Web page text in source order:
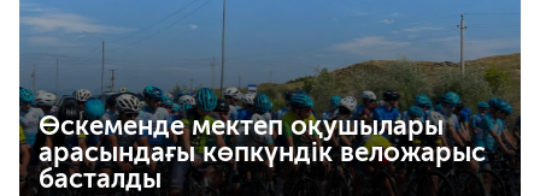
Өскеменде мектеп оқушылары
арасындағы көпкүндік веложарыс
басталды